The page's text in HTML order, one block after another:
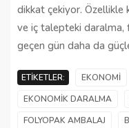
dikkat çekiyor. Özellikle
ve iç talepteki daralma,
geçen gün daha da
ETIKETLER: EKONOMI
EKONOMIK DARALMA
FOLYOPAK AMBALAJ